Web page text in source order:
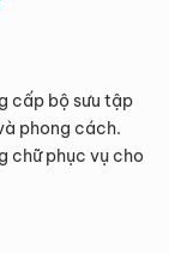
cấp bộ sưu tập
phong cách.
chữ phục vụ cho